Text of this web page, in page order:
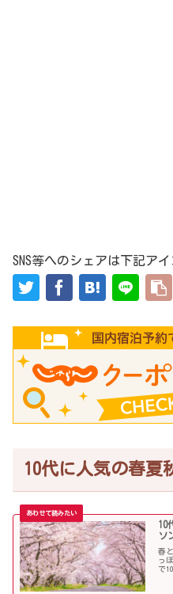
SNS等へのシェアは下記アイ
10代に人気の春夏
10
ソ
春
っ
で